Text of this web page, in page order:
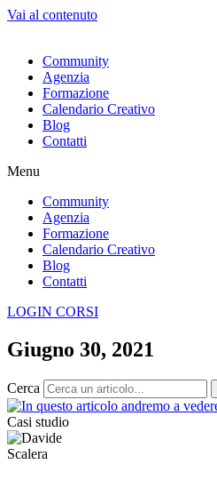
Vai al contenuto
Community
Agenzia
Formazione
Calendario Creativo
Blog
Contatti
Menu
Community
Agenzia
Formazione
Calendario Creativo
Blog
Contatti
LOGIN CORSI
Giugno 30, 2021
Cerca
Casi studio